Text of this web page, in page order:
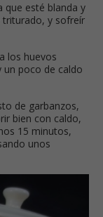
que esté blanda y
triturado, y sofreír
los huevos
un poco de caldo
de garbanzos,
bien con caldo,
15 minutos,
unos